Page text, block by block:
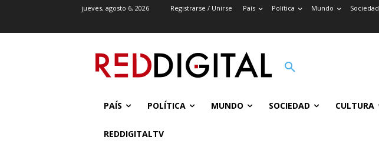
jueves, agosto 6, 2026 Registrarse / Unirse País Política Mundo Sociedad
PAÍS POLÍTICA MUNDO SOCIEDAD CULTURA
REDDIGITALTV